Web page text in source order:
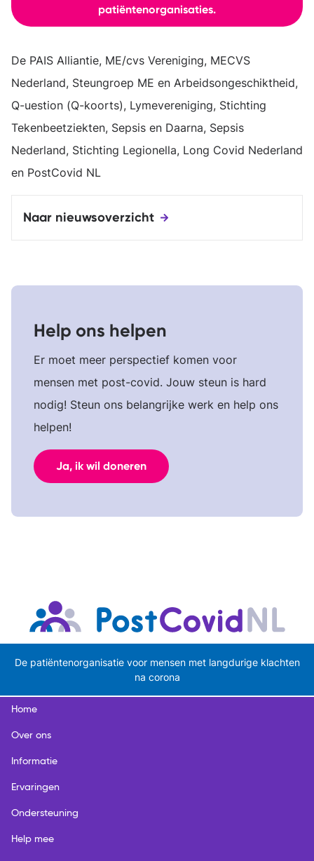
patiëntenorganisaties.
De PAIS Alliantie, ME/cvs Vereniging, MECVS
Nederland, Steungroep ME en Arbeidsongeschiktheid,
Q-uestion (Q-koorts), Lymevereniging, Stichting
Tekenbeetziekten, Sepsis en Daarna, Sepsis
Nederland, Stichting Legionella, Long Covid Nederland
en PostCovid NL
Naar nieuwsoverzicht
Help ons helpen
Er moet meer perspectief komen voor
mensen met post-covid. Jouw steun is hard
nodig! Steun ons belangrijke werk en help ons
helpen!
Ja, ik wil doneren
De patiëntenorganisatie voor mensen met langdurige klachten
na corona
Home
Over ons
Informatie
Ervaringen
Ondersteuning
Help mee